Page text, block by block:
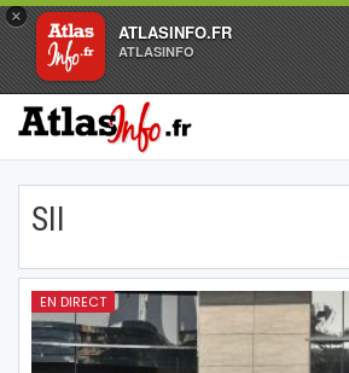
×
ATLASINFO.FR
ATLASINFO
SII
EN DIRECT